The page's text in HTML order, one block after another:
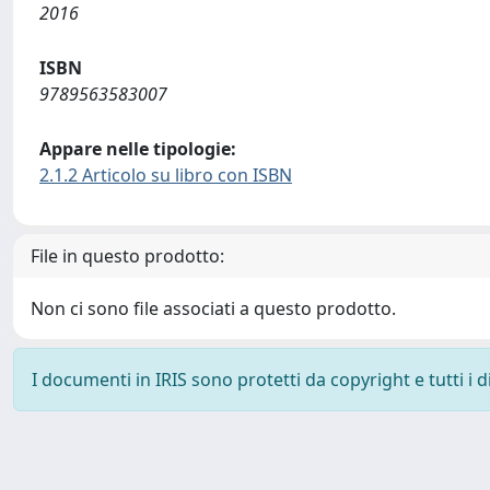
2016
ISBN
9789563583007
Appare nelle tipologie:
2.1.2 Articolo su libro con ISBN
File in questo prodotto:
Non ci sono file associati a questo prodotto.
I documenti in IRIS sono protetti da copyright e tutti i